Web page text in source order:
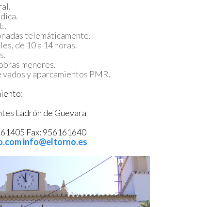
telemáticamente.
de 10 a 14 horas.
menores.
y aparcamientos PMR.
Ladrón de Guevara
Fax: 956161640
info@eltorno.es